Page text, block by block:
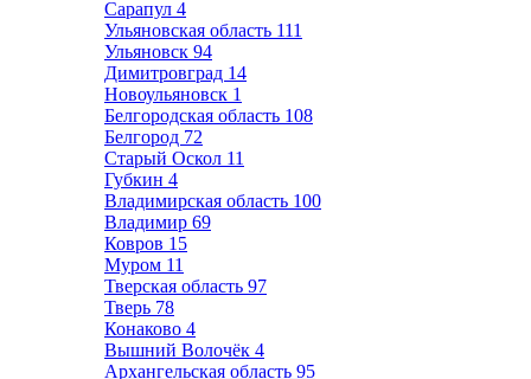
Сарапул 4
Ульяновская область 111
Ульяновск 94
Димитровград 14
Новоульяновск 1
Белгородская область 108
Белгород 72
Старый Оскол 11
Губкин 4
Владимирская область 100
Владимир 69
Ковров 15
Муром 11
Тверская область 97
Тверь 78
Конаково 4
Вышний Волочёк 4
Архангельская область 95